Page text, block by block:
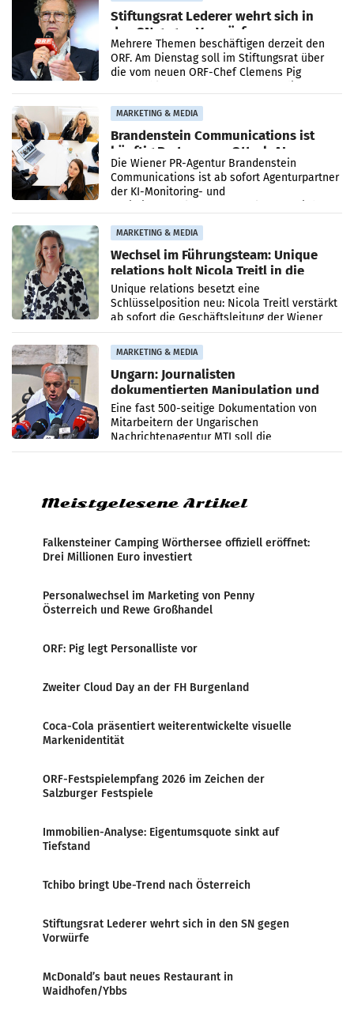
Stiftungsrat Lederer wehrt sich in
den SN gegen Vorwürfe
Mehrere Themen beschäftigen derzeit den
ORF. Am Dienstag soll im Stiftungsrat über
die vom neuen ORF-Chef Clemens Pig
MARKETING & MEDIA
Brandenstein Communications ist
künftig Partner von OtterlyAI
Die Wiener PR-Agentur Brandenstein
Communications ist ab sofort Agenturpartner
der KI-Monitoring- und
MARKETING & MEDIA
Wechsel im Führungsteam: Unique
relations holt Nicola Treitl in die
Geschäftsleitung
Unique relations besetzt eine
Schlüsselposition neu: Nicola Treitl verstärkt
ab sofort die Geschäftsleitung der Wiener
PR-Agentur an der Seite von Josef Kalina und
Anna Kalina-Mahr.
MARKETING & MEDIA
Ungarn: Journalisten
dokumentierten Manipulation und
Zensur
Eine fast 500-seitige Dokumentation von
Mitarbeitern der Ungarischen
Nachrichtenagentur MTI soll die
systematische Nachrichten-Manipulation und
Meistgelesene Artikel
Falkensteiner Camping Wörthersee offiziell eröffnet:
Drei Millionen Euro investiert
Personalwechsel im Marketing von Penny
Österreich und Rewe Großhandel
ORF: Pig legt Personalliste vor
Zweiter Cloud Day an der FH Burgenland
Coca-Cola präsentiert weiterentwickelte visuelle
Markenidentität
ORF-Festspielempfang 2026 im Zeichen der
Salzburger Festspiele
Immobilien-Analyse: Eigentumsquote sinkt auf
Tiefstand
Tchibo bringt Ube-Trend nach Österreich
Stiftungsrat Lederer wehrt sich in den SN gegen
Vorwürfe
McDonald’s baut neues Restaurant in
Waidhofen/Ybbs